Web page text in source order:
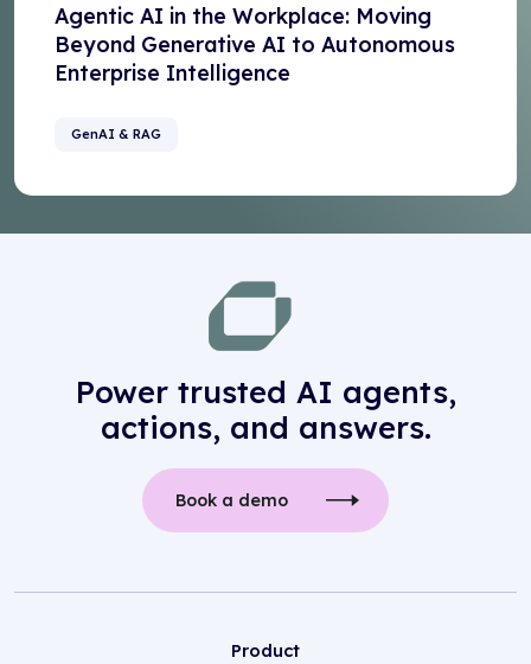
Agentic AI in the Workplace: Moving
Beyond Generative AI to Autonomous
Enterprise Intelligence
GenAI & RAG
Power trusted AI agents,
actions, and answers.
Book a demo
Product